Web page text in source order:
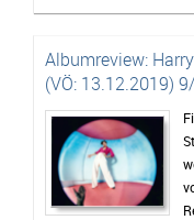
Albumreview:
(VÖ: 13.12.2019)